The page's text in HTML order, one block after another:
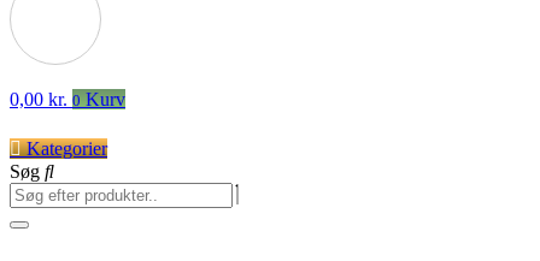
0,00 kr. 0 Kurv
Kategorier
Søg